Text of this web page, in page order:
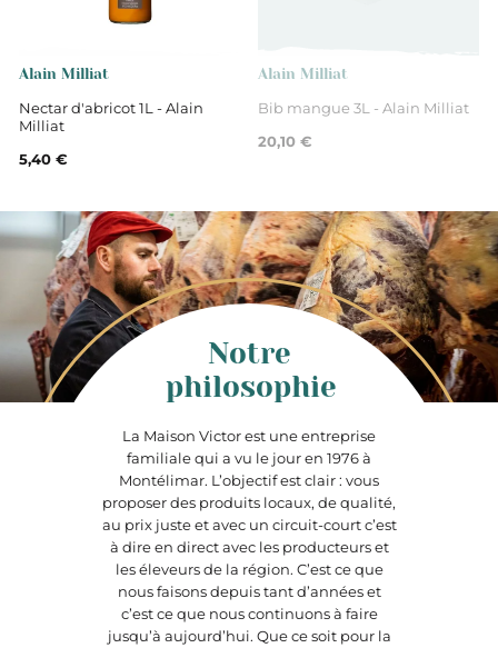
Alain Milliat
Nectar d'abricot 1L - Alain
Milliat
5,40 €
Alain Milliat
Bib mangue 3L - Alain Milliat
20,10 €
La Maison Victor est une entreprise
familiale qui a vu le jour en 1976 à
Montélimar. L’objectif est clair : vous
proposer des produits locaux, de qualité,
au prix juste et avec un circuit-court c’est
à dire en direct avec les producteurs et
les éleveurs de la région. C’est ce que
nous faisons depuis tant d’années et
c’est ce que nous continuons à faire
jusqu’à aujourd’hui. Que ce soit pour la
Notre
philosophie